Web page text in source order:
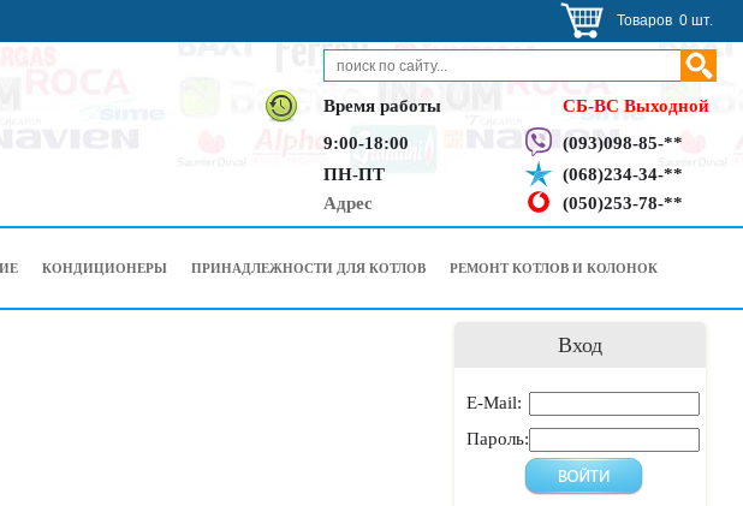
Товаров 0 шт.
Время работы
СБ-ВС Выходной
9:00-18:00
(093)098-85-**
ПН-ПТ
(068)234-34-**
Адрес
(050)253-78-**
КОНДИЦИОНЕРЫ ПРИНАДЛЕЖНОСТИ ДЛЯ КОТЛОВ РЕМОНТ КОТЛОВ И КОЛОНОК
Вход
E-Mail:
Пароль: